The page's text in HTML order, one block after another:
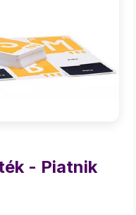
- Piatnik